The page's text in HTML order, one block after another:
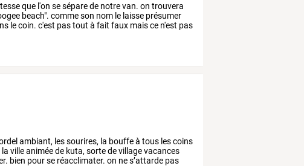
que l'on seséparede notrevan. on trouvera
beach". commeson nom le laisse présumer
lecoin. c'est pastout à fait faux maisce n'est pas
ambiant, lessourires, la bouffeà tous lescoins
la villeaniméede kuta, sortedevillagevacances
bien pourse réacclimater. on nes’attarde pas